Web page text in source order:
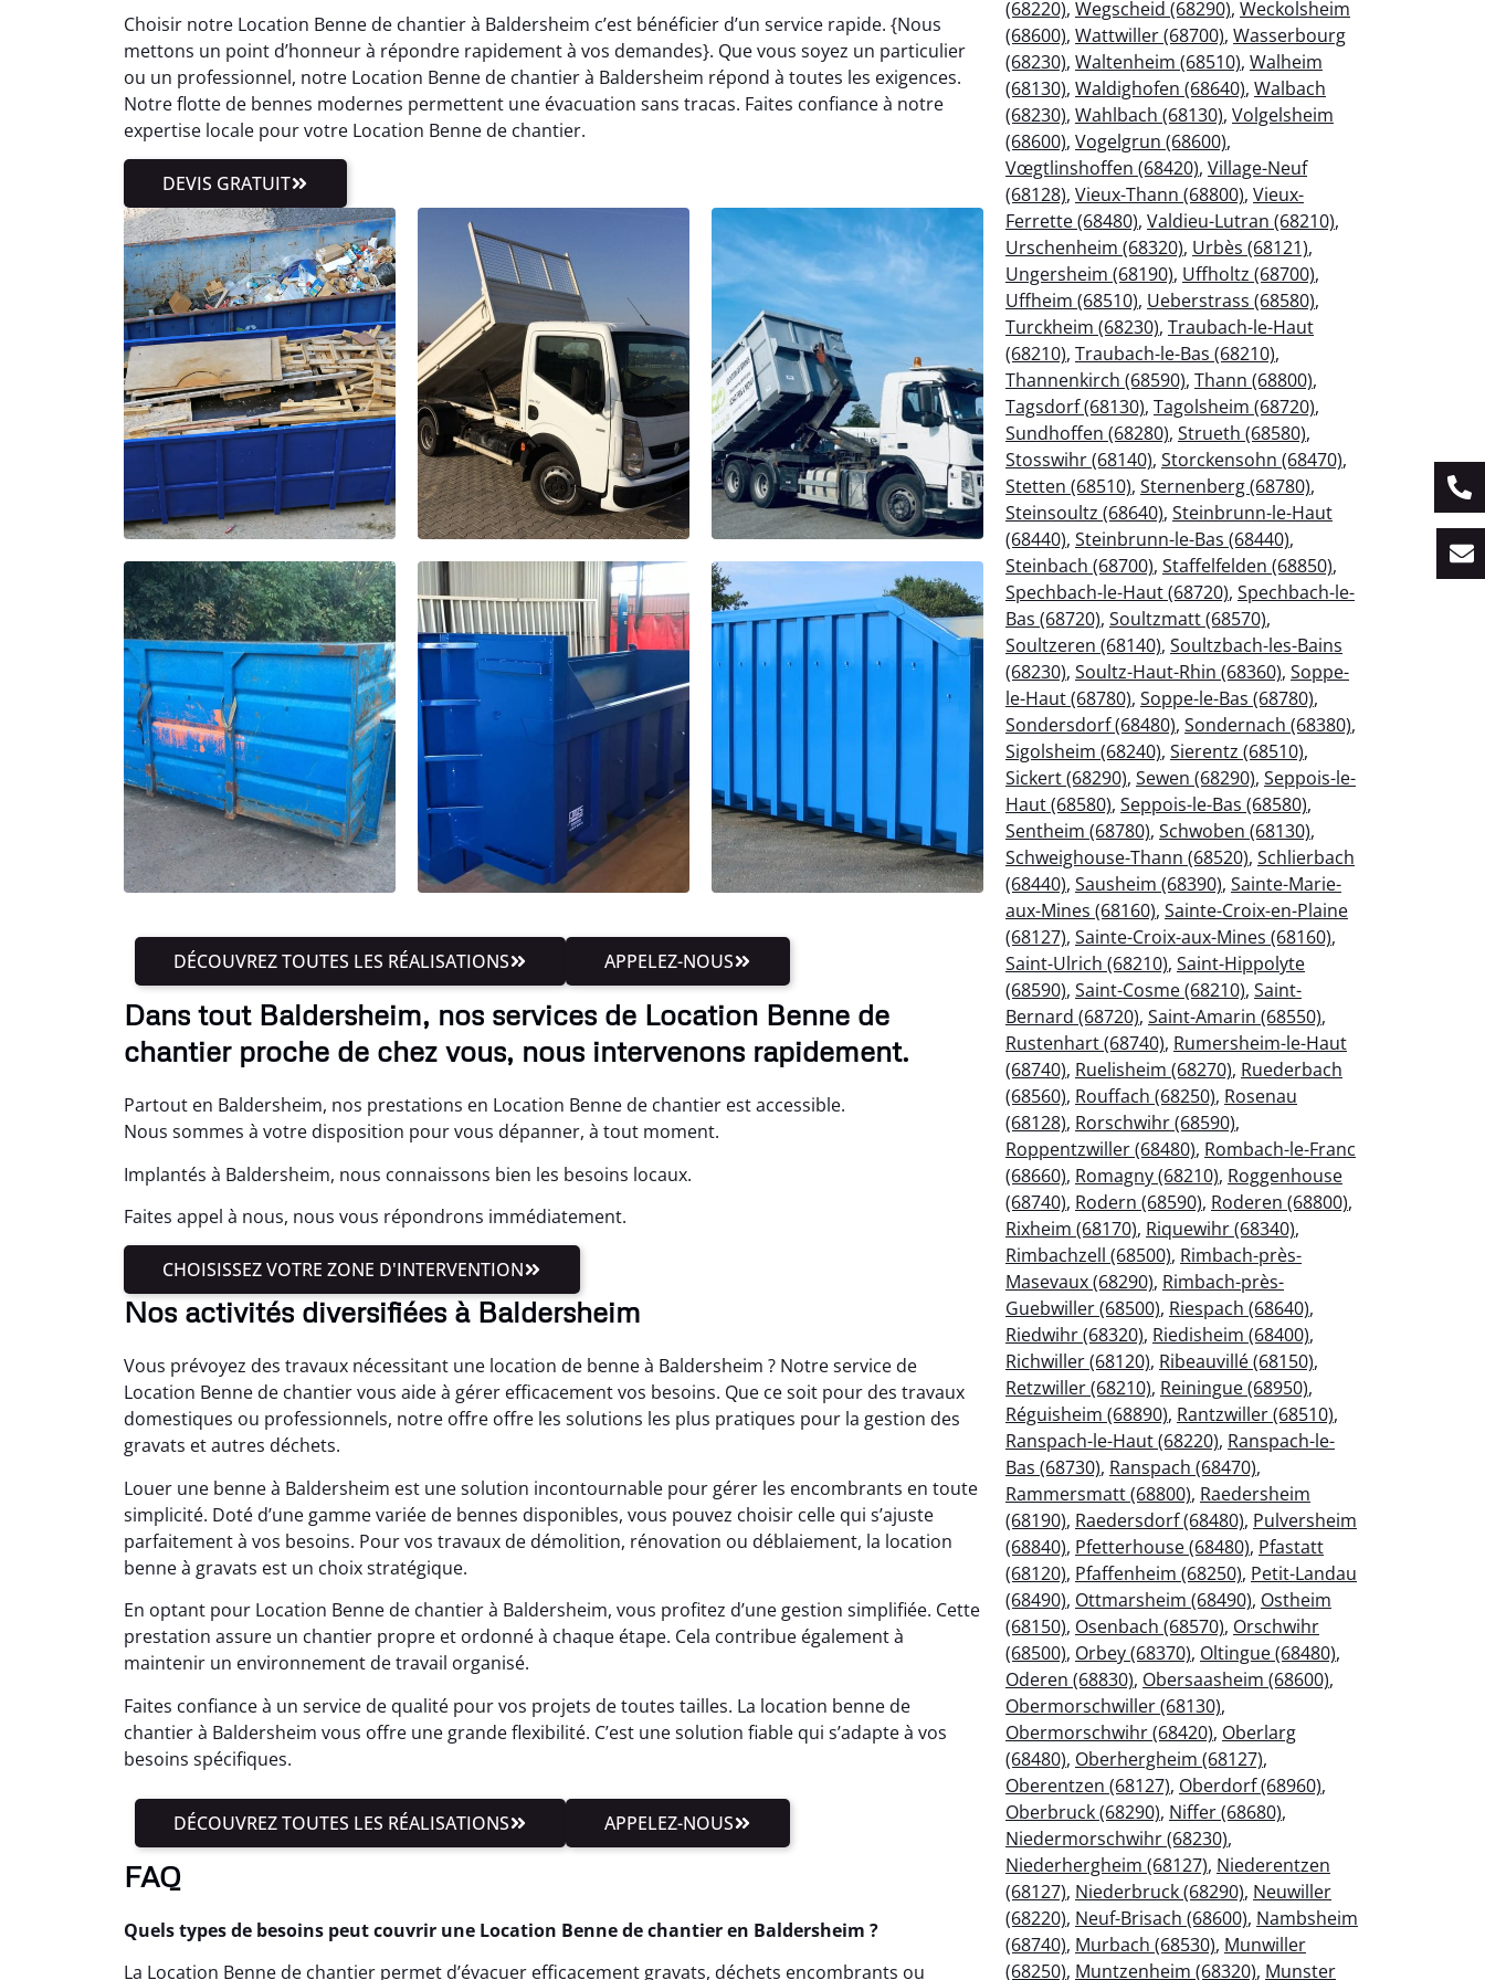
Choisir notre Location Benne de chantier à Baldersheim c’est bénéficier d’un service rapide. {Nous
mettons un point d’honneur à répondre rapidement à vos demandes}. Que vous soyez un particulier
ou un professionnel, notre Location Benne de chantier à Baldersheim répond à toutes les exigences.
Notre flotte de bennes modernes permettent une évacuation sans tracas. Faites confiance à notre
expertise locale pour votre Location Benne de chantier.
DEVIS GRATUIT
DÉCOUVREZ TOUTES LES RÉALISATIONS APPELEZ-NOUS
Dans tout Baldersheim, nos services de Location Benne de
chantier proche de chez vous, nous intervenons rapidement.
Partout en Baldersheim, nos prestations en Location Benne de chantier est accessible.
Nous sommes à votre disposition pour vous dépanner, à tout moment.
Implantés à Baldersheim, nous connaissons bien les besoins locaux.
Faites appel à nous, nous vous répondrons immédiatement.
CHOISISSEZ VOTRE ZONE D'INTERVENTION
Nos activités diversifiées à Baldersheim
Vous prévoyez des travaux nécessitant une location de benne à Baldersheim ? Notre service de
Location Benne de chantier vous aide à gérer efficacement vos besoins. Que ce soit pour des travaux
domestiques ou professionnels, notre offre offre les solutions les plus pratiques pour la gestion des
gravats et autres déchets.
Louer une benne à Baldersheim est une solution incontournable pour gérer les encombrants en toute
simplicité. Doté d’une gamme variée de bennes disponibles, vous pouvez choisir celle qui s’ajuste
parfaitement à vos besoins. Pour vos travaux de démolition, rénovation ou déblaiement, la location
benne à gravats est un choix stratégique.
En optant pour Location Benne de chantier à Baldersheim, vous profitez d’une gestion simplifiée. Cette
prestation assure un chantier propre et ordonné à chaque étape. Cela contribue également à
maintenir un environnement de travail organisé.
Faites confiance à un service de qualité pour vos projets de toutes tailles. La location benne de
chantier à Baldersheim vous offre une grande flexibilité. C’est une solution fiable qui s’adapte à vos
besoins spécifiques.
DÉCOUVREZ TOUTES LES RÉALISATIONS APPELEZ-NOUS
FAQ
Quels types de besoins peut couvrir une Location Benne de chantier en Baldersheim ?
La Location Benne de chantier permet d’évacuer efficacement gravats, déchets encombrants ou
(68220), Wegscheid (68290), Weckolsheim
(68600), Wattwiller (68700), Wasserbourg
(68230), Waltenheim (68510), Walheim
(68130), Waldighofen (68640), Walbach
(68230), Wahlbach (68130), Volgelsheim
(68600), Vogelgrun (68600),
Vœgtlinshoffen (68420), Village-Neuf
(68128), Vieux-Thann (68800), Vieux-
Ferrette (68480), Valdieu-Lutran (68210),
Urschenheim (68320), Urbès (68121),
Ungersheim (68190), Uffholtz (68700),
Uffheim (68510), Ueberstrass (68580),
Turckheim (68230), Traubach-le-Haut
(68210), Traubach-le-Bas (68210),
Thannenkirch (68590), Thann (68800),
Tagsdorf (68130), Tagolsheim (68720),
Sundhoffen (68280), Strueth (68580),
Stosswihr (68140), Storckensohn (68470),
Stetten (68510), Sternenberg (68780),
Steinsoultz (68640), Steinbrunn-le-Haut
(68440), Steinbrunn-le-Bas (68440),
Steinbach (68700), Staffelfelden (68850),
Spechbach-le-Haut (68720), Spechbach-le-
Bas (68720), Soultzmatt (68570),
Soultzeren (68140), Soultzbach-les-Bains
(68230), Soultz-Haut-Rhin (68360), Soppe-
le-Haut (68780), Soppe-le-Bas (68780),
Sondersdorf (68480), Sondernach (68380),
Sigolsheim (68240), Sierentz (68510),
Sickert (68290), Sewen (68290), Seppois-le-
Haut (68580), Seppois-le-Bas (68580),
Sentheim (68780), Schwoben (68130),
Schweighouse-Thann (68520), Schlierbach
(68440), Sausheim (68390), Sainte-Marie-
aux-Mines (68160), Sainte-Croix-en-Plaine
(68127), Sainte-Croix-aux-Mines (68160),
Saint-Ulrich (68210), Saint-Hippolyte
(68590), Saint-Cosme (68210), Saint-
Bernard (68720), Saint-Amarin (68550),
Rustenhart (68740), Rumersheim-le-Haut
(68740), Ruelisheim (68270), Ruederbach
(68560), Rouffach (68250), Rosenau
(68128), Rorschwihr (68590),
Roppentzwiller (68480), Rombach-le-Franc
(68660), Romagny (68210), Roggenhouse
(68740), Rodern (68590), Roderen (68800),
Rixheim (68170), Riquewihr (68340),
Rimbachzell (68500), Rimbach-près-
Masevaux (68290), Rimbach-près-
Guebwiller (68500), Riespach (68640),
Riedwihr (68320), Riedisheim (68400),
Richwiller (68120), Ribeauvillé (68150),
Retzwiller (68210), Reiningue (68950),
Réguisheim (68890), Rantzwiller (68510),
Ranspach-le-Haut (68220), Ranspach-le-
Bas (68730), Ranspach (68470),
Rammersmatt (68800), Raedersheim
(68190), Raedersdorf (68480), Pulversheim
(68840), Pfetterhouse (68480), Pfastatt
(68120), Pfaffenheim (68250), Petit-Landau
(68490), Ottmarsheim (68490), Ostheim
(68150), Osenbach (68570), Orschwihr
(68500), Orbey (68370), Oltingue (68480),
Oderen (68830), Obersaasheim (68600),
Obermorschwiller (68130),
Obermorschwihr (68420), Oberlarg
(68480), Oberhergheim (68127),
Oberentzen (68127), Oberdorf (68960),
Oberbruck (68290), Niffer (68680),
Niedermorschwihr (68230),
Niederhergheim (68127), Niederentzen
(68127), Niederbruck (68290), Neuwiller
(68220), Neuf-Brisach (68600), Nambsheim
(68740), Murbach (68530), Munwiller
(68250), Muntzenheim (68320), Munster